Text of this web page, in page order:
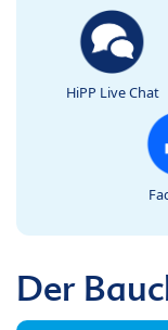
HiPP Live Chat
Der